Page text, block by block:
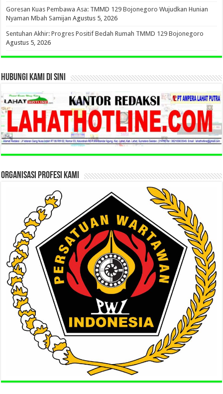
Goresan Kuas Pembawa Asa: TMMD 129 Bojonegoro Wujudkan Hunian
Nyaman Mbah Samijan Agustus 5, 2026
Sentuhan Akhir: Progres Positif Bedah Rumah TMMD 129 Bojonegoro
Agustus 5, 2026
HUBUNGI KAMI DI SINI
ORGANISASI PROFESI KAMI